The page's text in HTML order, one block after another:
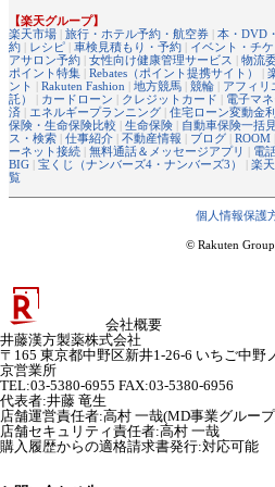
【楽天グループ】
楽天市場 | 旅行・ホテル予約・航空券 | 本・DVD
約 | レシピ | 車検見積もり・予約 | イベント・チ
アサロン予約 | 女性向け健康管理サービス | 物流
ポイント特集 | Rebates（ポイント提携サイト） |
ント | Rakuten Fashion | 地方競馬 | 競輪 | アフィリ
託）
| カードローン | クレジットカード | 電子マ
済 | エネルギープランニング | 住宅ローン変動金
保険・生命保険比較 | 生命保険 | 自動車保険一括
ス・検索 | 仕事紹介 | 不動産情報 | ブログ | ROOM
ーネット接続 | 無料通話＆メッセージアプリ | 電
BIG | 宝くじ（ナンバーズ4・ナンバーズ3） | 楽
覧
個人情報保護
© Rakuten
会社概要
井藤漢方製薬株式会社
〒165 東京都中野区新井1-26-6 いちご中野
京営業所
TEL:03-5380-6955 FAX:03-5380-6956
代表者:井藤 竜生
店舗運営責任者:高村 一哉(MD事業グルー
店舗セキュリティ責任者:高村 一哉
購入履歴からの適格請求書発行:対応可能